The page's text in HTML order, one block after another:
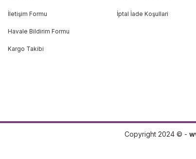
İletişim Formu
Havale Bildirim Formu
Kargo Takibi
İptal İade Koşullari
Copyright 2024 © -